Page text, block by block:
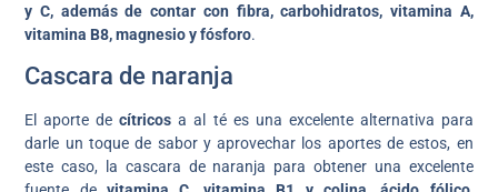
y C, además de contar con fibra, carbohidratos, vitamina A,
vitamina B8, magnesio y fósforo.
Cascara de naranja
El aporte decítricos a al té es una excelente alternativa para
darle un toque de sabor y aprovechar los aportes de estos, en
este caso, la cascara de naranja para obtener una excelente